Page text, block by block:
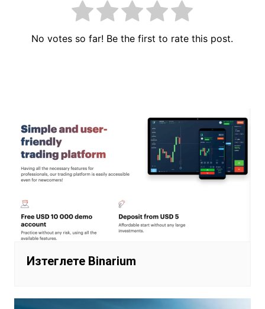
No votes so far! Be the first to rate this post.
Изтеглете Binarium